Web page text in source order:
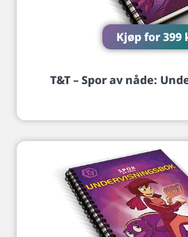
Kjøp for399
T&T – Spor av nåde: